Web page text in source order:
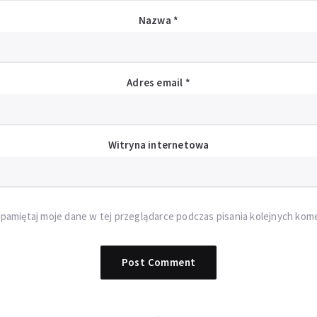
Nazwa *
Adres email *
Witryna internetowa
moje dane w tej przeglądarce podczas pisania kolejnych